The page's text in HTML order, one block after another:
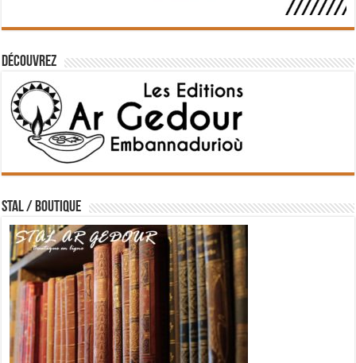
Découvrez
STAL / BOUTIQUE